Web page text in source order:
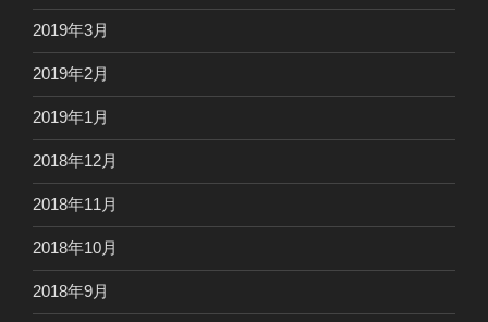
2019年3月
2019年2月
2019年1月
2018年12月
2018年11月
2018年10月
2018年9月